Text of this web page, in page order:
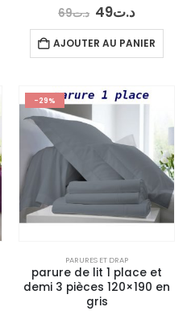
out of 5د.ت69 Le
prix
initial
était :
د.ت69.
د.ت49 Le
actuel
est :
AJOUTER AU PANIER
-29%
PARURES ET DRAP
parure de lit 1 place et
demi 3 pièces 120×190 en
gris